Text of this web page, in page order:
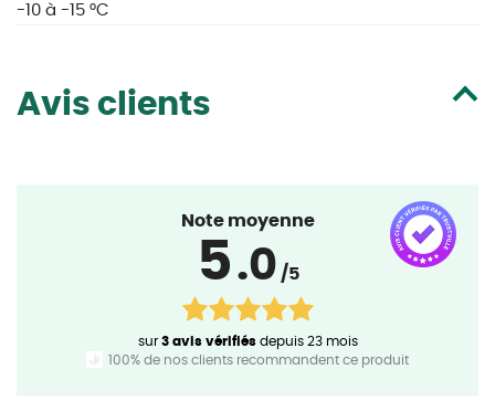
-10 à -15 °C
Avis clients
Note moyenne
5.0 /5
sur3 avis vérifiés depuis 23 mois
100% de nos clients recommandent ce produit